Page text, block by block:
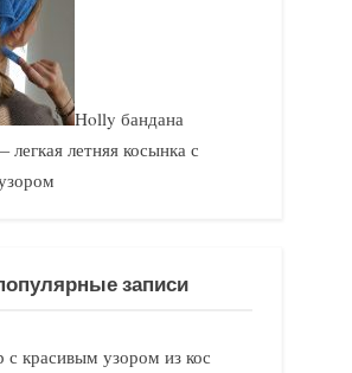
Holly бандана
летняя косынка с
записи
с красивым узором из кос